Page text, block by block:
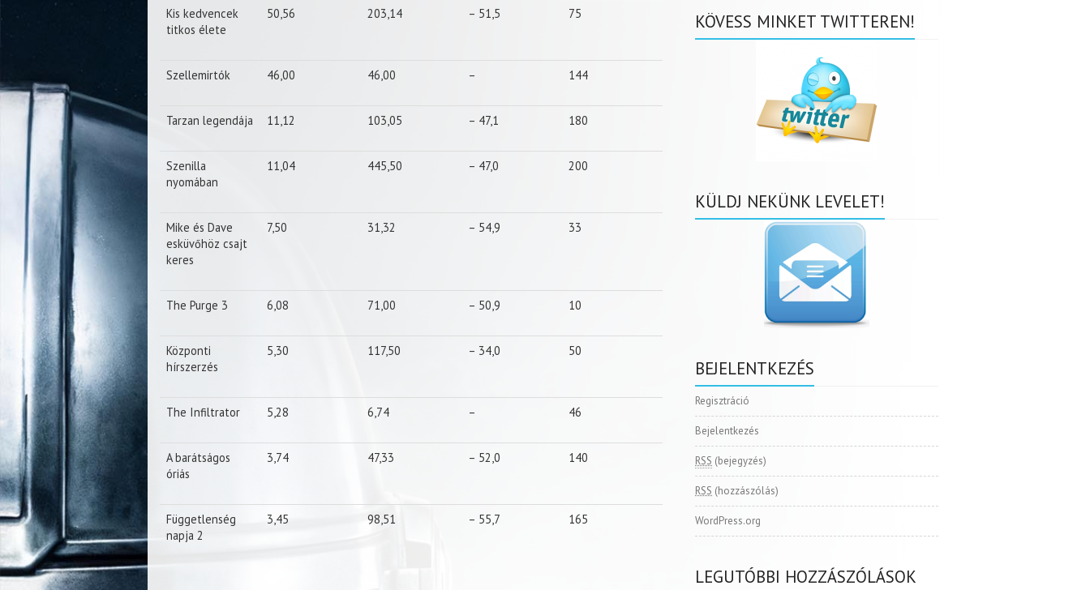
Kis kedvencek
titkos élete
50,56 203,14 – 51,5 75
Szellemirtók 46,00 46,00 – 144
Tarzan legendája 11,12 103,05 – 47,1 180
Szenilla
nyomában
11,04 445,50 – 47,0 200
Mike és Dave
esküvőhöz csajt
keres
7,50 31,32 – 54,9 33
The Purge 3 6,08 71,00 – 50,9 10
Központi
hírszerzés
5,30 117,50 – 34,0 50
The Infiltrator 5,28 6,74 – 46
A barátságos
óriás
3,74 47,33 – 52,0 140
Függetlenség
napja 2
3,45 98,51 – 55,7 165
KÖVESS MINKET TWITTEREN!
KÜLDJ NEKÜNK LEVELET!
BEJELENTKEZÉS
Regisztráció
Bejelentkezés
RSS (bejegyzés)
RSS (hozzászólás)
WordPress.org
LEGUTÓBBI HOZZÁSZÓLÁSOK